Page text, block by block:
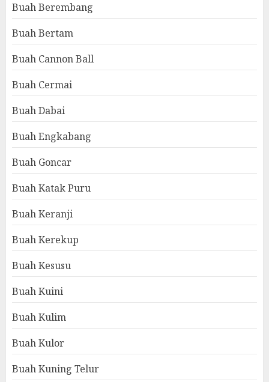
Buah Berembang
Buah Bertam
Buah Cannon Ball
Buah Cermai
Buah Dabai
Buah Engkabang
Buah Goncar
Buah Katak Puru
Buah Keranji
Buah Kerekup
Buah Kesusu
Buah Kuini
Buah Kulim
Buah Kulor
Buah Kuning Telur